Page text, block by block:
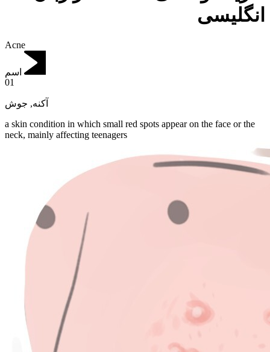
انگلیسی
Acne
اسم
01
آکنه, جوش
a skin condition in which small red spots appear on the face or the
neck, mainly affecting teenagers